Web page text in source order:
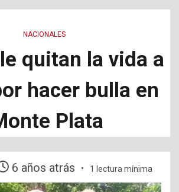
NACIONALES
quitan la vida a
hacer bulla en
Plata
6 años atrás 1 lectura mínima